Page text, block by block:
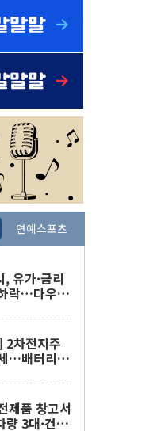
연예스포츠
, 유가·금리
락…다우 5
2차전지주
…배터리3
제품 창고서
3대·건물